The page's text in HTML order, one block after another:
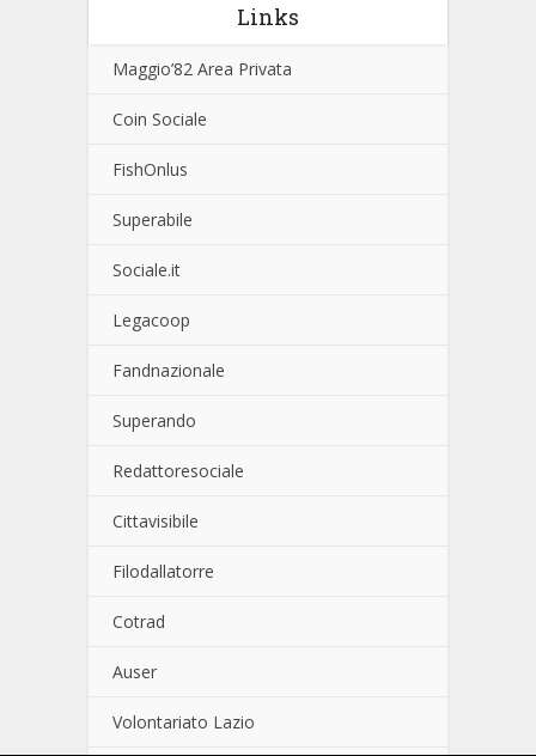
Links
Maggio’82 Area Privata
Coin Sociale
FishOnlus
Superabile
Sociale.it
Legacoop
Fandnazionale
Superando
Redattoresociale
Cittavisibile
Filodallatorre
Cotrad
Auser
Volontariato Lazio